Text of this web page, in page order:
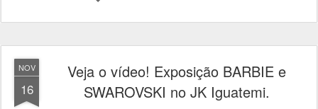
NOV
16
Veja o vídeo! Exposição BARBIE e
SWAROVSKI no JK Iguatemi.